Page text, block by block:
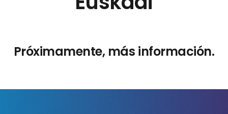
Próximamente, más información.